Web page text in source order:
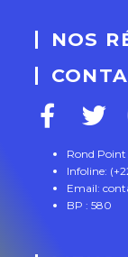
NOS
Rond
Infoline:
Email:
BP : 580